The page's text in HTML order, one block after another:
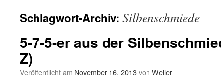
Schlagwort-Archiv: Silbenschmiede
5-7-5-er aus der
Z)
Veröffentlicht am November 16, 2013von Weller